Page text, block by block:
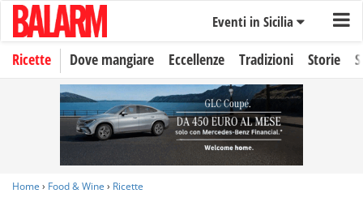
Eventi in Sicilia
Ricette Dove mangiare Eccellenze Tradizioni Storie
Home › Food & Wine › Ricette